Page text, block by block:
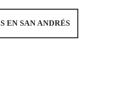
EN SAN ANDRÉS